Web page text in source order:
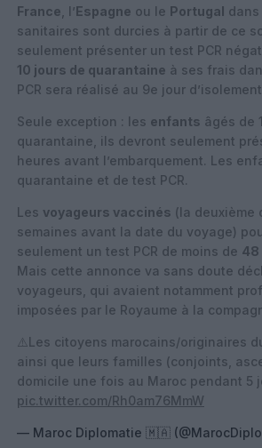
France , l’Espagne ou le Portugal
sanitaires sont durcies à partir de ce
seulement présenter un test PCR
10 jours de quarantaine à ses frais
PCR sera réalisé au 9e jour
Seule exception : les enfants âgés de
quarantaine, ils devront seulement
heures avant l’embarquement. Les
quarantaine et de test PCR.
Les voyageurs vaccinés (la deuxième
semaines avant la date du voyage)
seulement un test PCR de moins de 48
Mais cette annonce va sans doute
voyageurs, qui avaient notamment
imposées par le Royaume à la
⚠️Les citoyens marocains/originaires
ainsi que leurs familles (conjoints,
domicile une fois au Maroc pendant 5
pic.twitter.com/Rh0am76MmW
— Maroc Diplomatie 🇲🇦